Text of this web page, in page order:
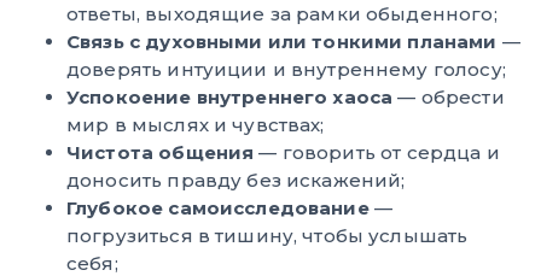
ответы, выходящие за рамки обыденного;
Связь с духовными или тонкими планами —
доверять интуиции и внутреннему голосу;
Успокоение внутреннего хаоса — обрести
мир в мыслях и чувствах;
Чистота общения — говорить от сердца и
доносить правду без искажений;
Глубокое самоисследование—
погрузиться в тишину, чтобы услышать
себя;